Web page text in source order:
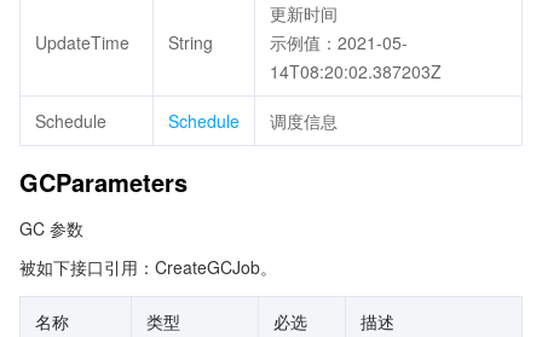
UpdateTime String
更新时间
示例值：2021-05-
14T08:20:02.387203Z
Schedule Schedule 调度信息
GCParameters
GC 参数
被如下接口引用：CreateGCJob。
名称 类型 必选 描述